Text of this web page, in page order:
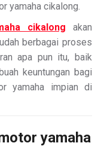
yamaha cikalong.
cikalong akan
berbagai proses
apa pun itu, baik
keuntungan bagi
yamaha impian di
yamaha